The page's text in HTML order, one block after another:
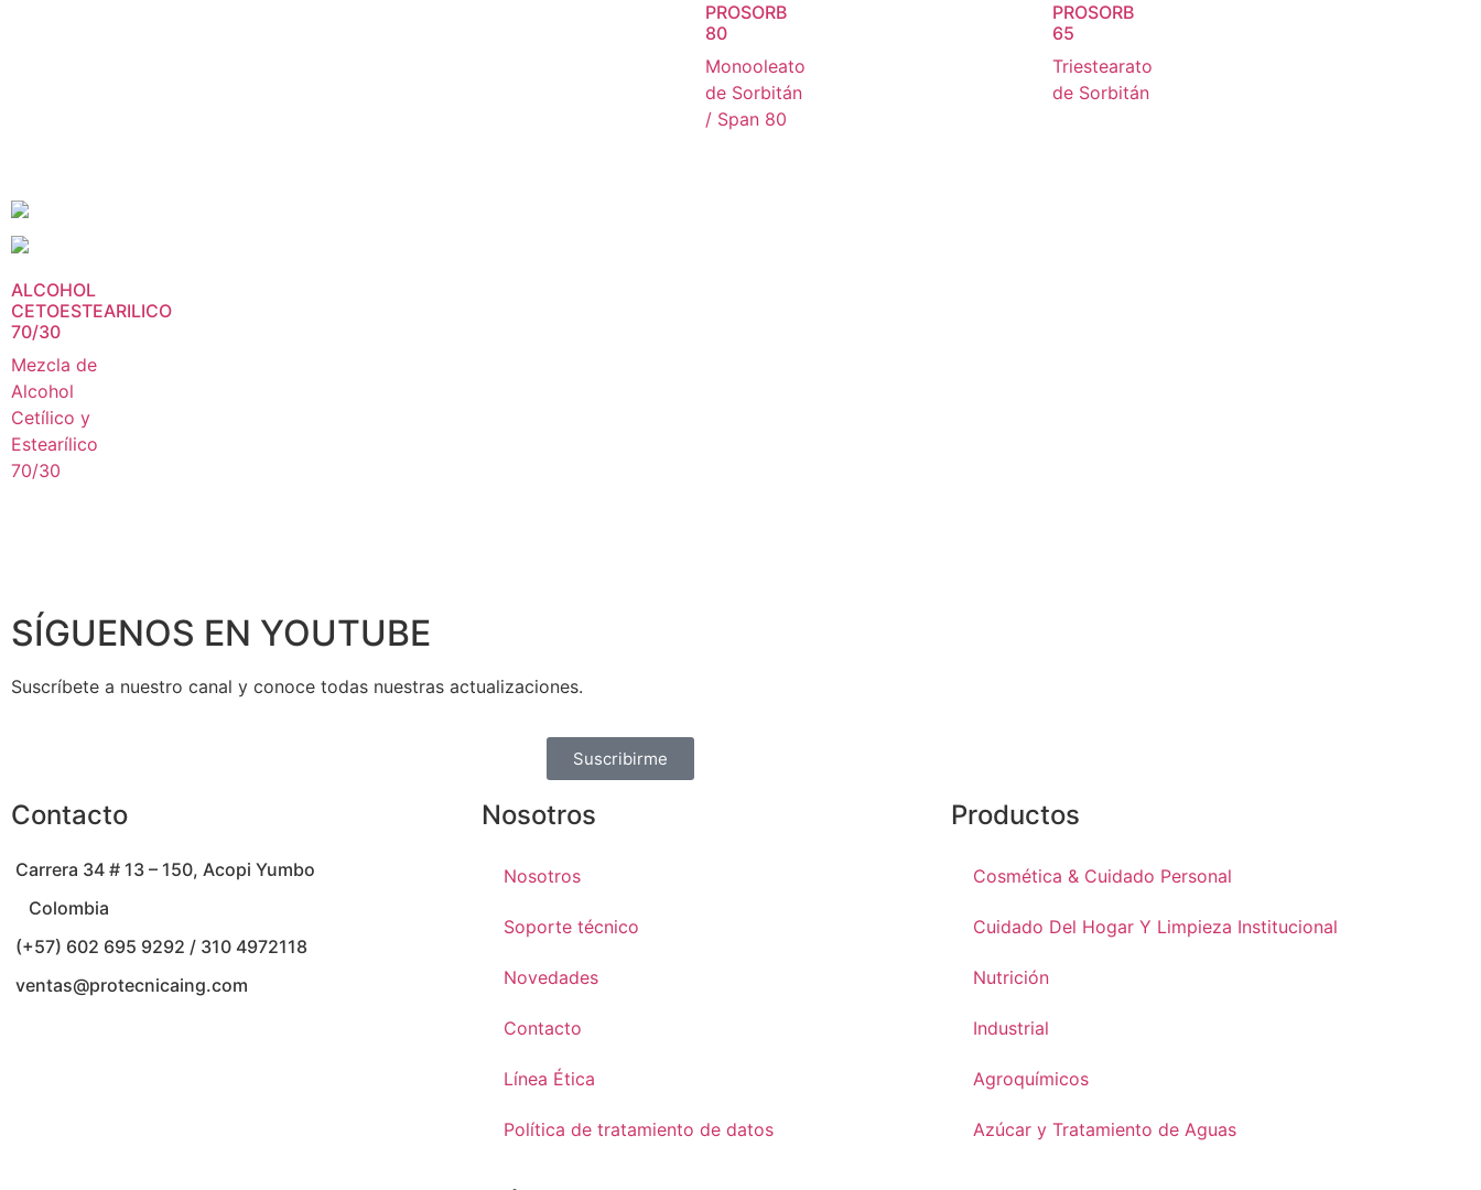
PROSORB
80
Monooleato
de Sorbitán
/ Span 80
PROSORB
65
Triestearato
de Sorbitán
ALCOHOL
CETOESTEARILICO
70/30
Mezcla de
Alcohol
Cetílico y
Estearílico
70/30
SÍGUENOS EN YOUTUBE
Suscríbete a nuestro canal y conoce todas nuestras actualizaciones.
Suscribirme
Contacto
Carrera 34 # 13 – 150, Acopi Yumbo
Colombia
(+57) 602 695 9292 / 310 4972118
ventas@protecnicaing.com
Nosotros
Nosotros
Soporte técnico
Novedades
Contacto
Línea Ética
Política de tratamiento de datos
Productos
Cosmética & Cuidado Personal
Cuidado Del Hogar Y Limpieza Institucional
Nutrición
Industrial
Agroquímicos
Azúcar y Tratamiento de Aguas